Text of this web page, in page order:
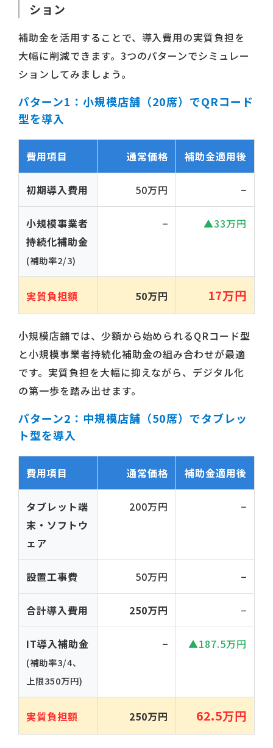
ション
補助金を活用することで、導入費用の実質負担を
大幅に削減できます。3つのパターンでシミュレー
ションしてみましょう。
パターン1：小規模店舗（20席）でQRコード
型を導入
費用項目 通常価格 補助金適用後
初期導入費用 50万円 −
小規模事業者
持続化補助金
(補助率2/3)
− ▲33万円
実質負担額 50万円 17万円
小規模店舗では、少額から始められるQRコード型
と小規模事業者持続化補助金の組み合わせが最適
です。実質負担を大幅に抑えながら、デジタル化
の第一歩を踏み出せます。
パターン2：中規模店舗（50席）でタブレッ
ト型を導入
費用項目 通常価格 補助金適用後
タブレット端
末・ソフトウ
ェア
200万円 −
設置工事費 50万円 −
合計導入費用 250万円 −
IT導入補助金
(補助率3/4、
上限350万円)
− ▲187.5万円
実質負担額 250万円 62.5万円